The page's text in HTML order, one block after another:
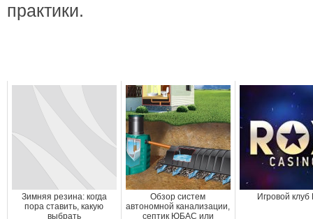
практики.
Зимняя резина: когда
пора ставить, какую
выбрать
Обзор систем
автономной канализации,
септик ЮБАС или
Игровой клуб